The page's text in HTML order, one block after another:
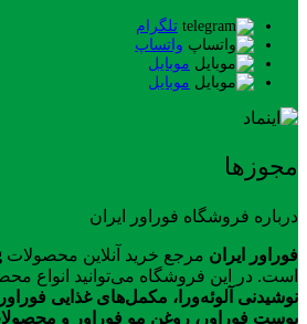
تلگرام
واتساپ
موبایل
موبایل
مجوزها
درباره فروشگاه فوراور ایران
فوراور ایران مرجع خرید آنلاین محصولات
است. در این فروشگاه می‌توانید انواع
نوشیدنی آلوئه‌ورا، مکمل‌های غذایی
پوست فوراور، روغن مو فوراور و